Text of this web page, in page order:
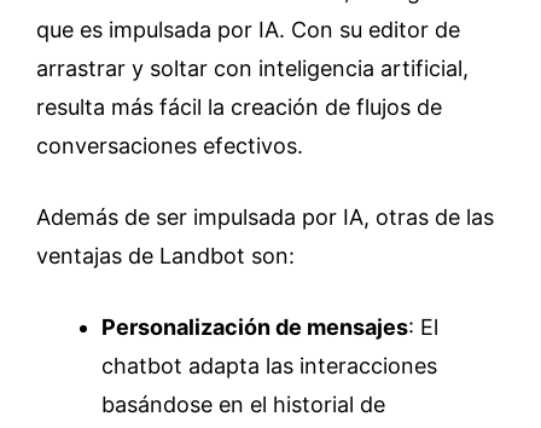
que es impulsada por IA. Con su editor de
arrastrar y soltar con inteligencia artificial,
resulta más fácil la creación de flujos de
conversaciones efectivos.
Además de ser impulsada por IA, otras de las
ventajas de Landbot son:
Personalización de mensajes: El
chatbot adapta las interacciones
basándose en el historial de